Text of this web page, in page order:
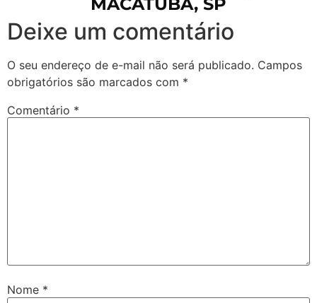
Deixe um comentário
O seu endereço de e-mail não será publicado. Campos
obrigatórios são marcados com *
Comentário *
Nome *